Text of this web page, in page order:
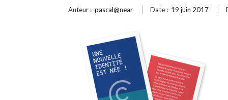
Auteur : pascal@near Date : 19 juin 2017